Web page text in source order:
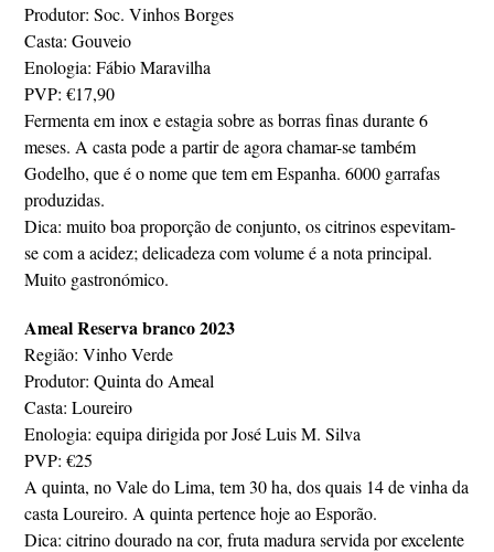
Produtor: Soc. Vinhos Borges
Casta: Gouveio
Enologia: Fábio Maravilha
PVP: €17,90
Fermenta em inox e estagia sobre as borras finas durante 6
meses. A casta pode a partir de agora chamar-se também
Godelho, que é o nome que tem em Espanha. 6000 garrafas
produzidas.
Dica: muito boa proporção de conjunto, os citrinos espevitam-
se com a acidez; delicadeza com volume é a nota principal.
Muito gastronómico.
Ameal Reserva branco 2023
Região: Vinho Verde
Produtor: Quinta do Ameal
Casta: Loureiro
Enologia: equipa dirigida por José Luis M. Silva
PVP: €25
A quinta, no Vale do Lima, tem 30 ha, dos quais 14 de vinha da
casta Loureiro. A quinta pertence hoje ao Esporão.
Dica: citrino dourado na cor, fruta madura servida por excelente